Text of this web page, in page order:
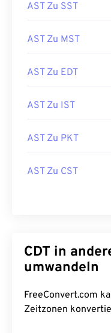
AST Zu SST
AST Zu MST
AST Zu EDT
AST Zu IST
AST Zu PKT
AST Zu CST
CDT in
umwandeln
FreeConvert.com
Zeitzonen